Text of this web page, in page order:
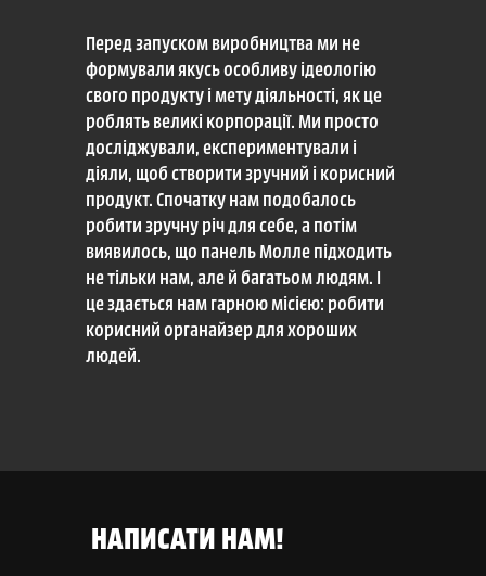
Перед запуском виробництва ми не
формували якусь особливу ідеологію
свого продукту і мету діяльності, як це
роблять великі корпорації. Ми просто
досліджували, експериментували і
діяли, щоб створити зручний і корисний
продукт. Спочатку нам подобалось
робити зручну річ для себе, а потім
виявилось, що панель Молле підходить
не тільки нам, але й багатьом людям. І
це здається нам гарною місією: робити
корисний органайзер для хороших
людей.
НАПИСАТИ НАМ!